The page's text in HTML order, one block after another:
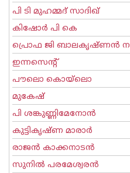
പി ടി മുഹമ്മദ് സാദിഖ്‌
കിഷോർ പി കെ
പ്രൊഫ ജി ബാലകൃഷ്ണന്‍
ഇന്നസെന്റ്‌
പൗലൊ കൊയ്ലൊ
മുകേഷ്
പി ശങ്കുണ്ണിമേനോന്‍
കുട്ടികൃഷ്ണ മാരാര്‍
രാജന്‍ കാക്കനാടന്‍
സുനില്‍ പരമേശ്വരന്‍